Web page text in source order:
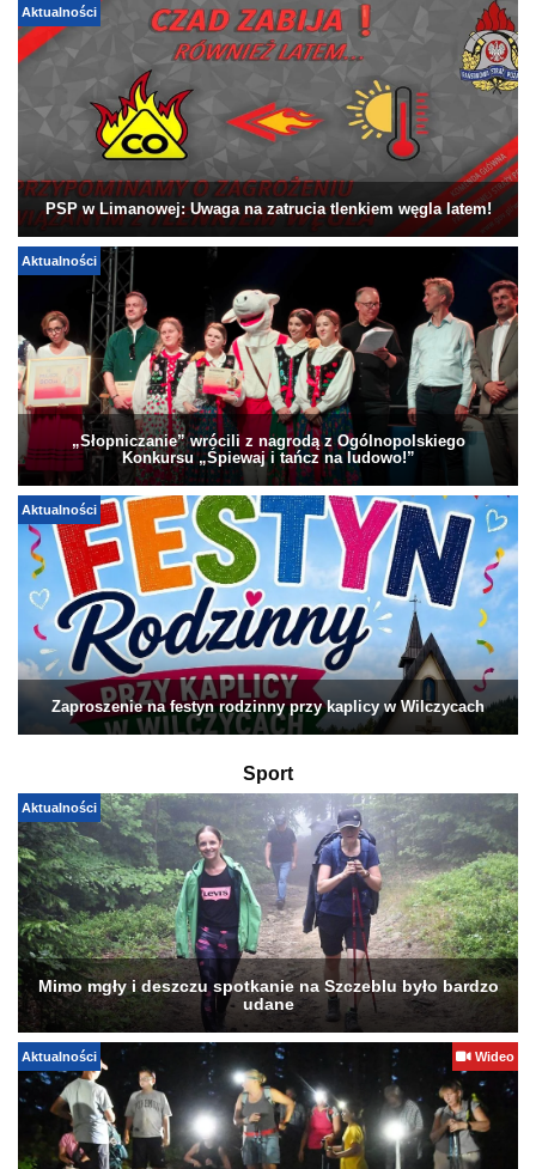
Aktualności
PSP w Limanowej: Uwaga na zatrucia tlenkiem węgla latem!
Aktualności
„Słopniczanie” wrócili z nagrodą z Ogólnopolskiego
Konkursu „Śpiewaj i tańcz na ludowo!”
Aktualności
Zaproszenie na festyn rodzinny przy kaplicy w Wilczycach
Sport
Aktualności
Mimo mgły i deszczu spotkanie na Szczeblu było bardzo
udane
Aktualności Wideo